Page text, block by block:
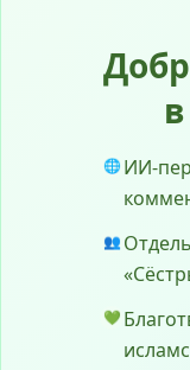
🌐 ИИ-
👥
💚